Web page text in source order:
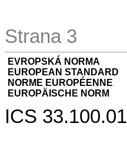
Strana 3
EVROPSKÁ NORMA
EUROPEAN STANDARD
NORME EUROPÉENNE
EUROPÄISCHE NORM
ICS 33.100.01